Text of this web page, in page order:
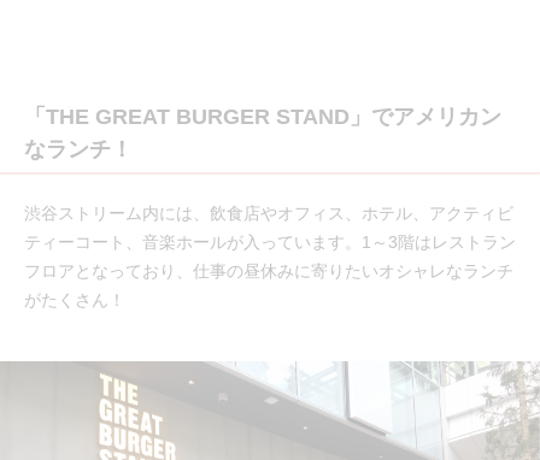
「THE GREAT BURGER STAND」でアメリカン
なランチ！
渋谷ストリーム内には、飲食店やオフィス、ホテル、アクティビ
ティーコート、音楽ホールが入っています。1～3階はレストラン
フロアとなっており、仕事の昼休みに寄りたいオシャレなランチ
がたくさん！